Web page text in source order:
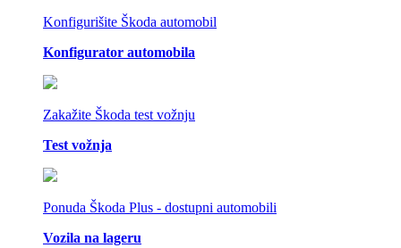
Konfigurišite Škoda automobil
Konfigurator automobila
Zakažite Škoda test vožnju
Test vožnja
Ponuda Škoda Plus - dostupni automobili
Vozila na lageru